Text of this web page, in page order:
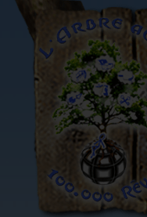
L'Arbre aux 100.000 Rêves